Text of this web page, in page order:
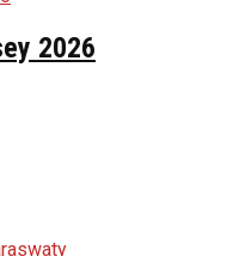
2026